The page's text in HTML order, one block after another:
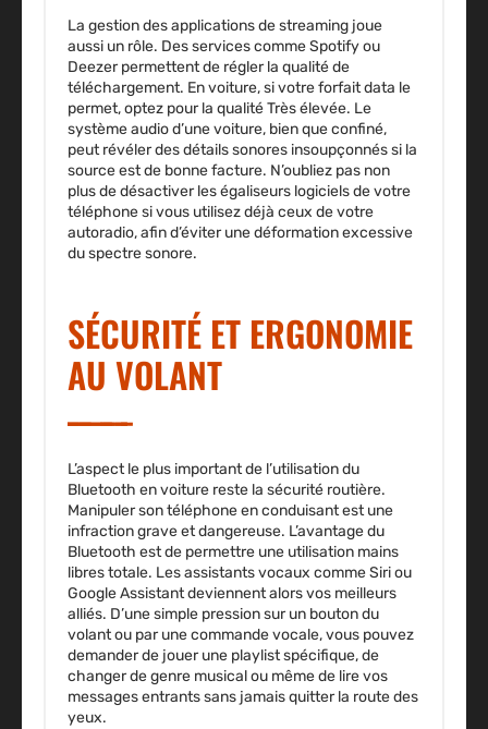
La gestion des applications de streaming joue
aussi un rôle. Des services comme Spotify ou
Deezer permettent de régler la qualité de
téléchargement. En voiture, si votre forfait data le
permet, optez pour la qualité Très élevée. Le
système audio d’une voiture, bien que confiné,
peut révéler des détails sonores insoupçonnés si la
source est de bonne facture. N’oubliez pas non
plus de désactiver les égaliseurs logiciels de votre
téléphone si vous utilisez déjà ceux de votre
autoradio, afin d’éviter une déformation excessive
du spectre sonore.
SÉCURITÉ ET ERGONOMIE
AU VOLANT
L’aspect le plus important de l’utilisation du
Bluetooth en voiture reste la sécurité routière.
Manipuler son téléphone en conduisant est une
infraction grave et dangereuse. L’avantage du
Bluetooth est de permettre une utilisation mains
libres totale. Les assistants vocaux comme Siri ou
Google Assistant deviennent alors vos meilleurs
alliés. D’une simple pression sur un bouton du
volant ou par une commande vocale, vous pouvez
demander de jouer une playlist spécifique, de
changer de genre musical ou même de lire vos
messages entrants sans jamais quitter la route des
yeux.